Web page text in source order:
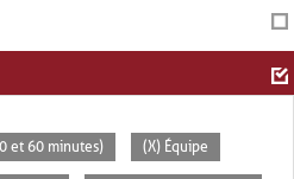
et 60 minutes) (X) Équipe